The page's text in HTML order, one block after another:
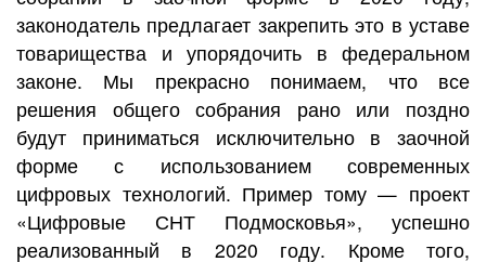
законодатель предлагает закрепить это в уставе
товарищества и упорядочить в федеральном
законе. Мы прекрасно понимаем, что все
решения общего собрания рано или поздно
будут приниматься исключительно в заочной
форме с использованием современных
цифровых технологий. Пример тому — проект
«Цифровые СНТ Подмосковья», успешно
реализованный в 2020 году. Кроме того,